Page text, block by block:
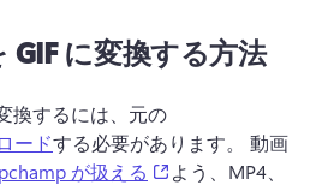
GIF に変換する方法
換するには、元の
ードする必要があります。 動画
が扱える (opens in a new
よう、MP4、